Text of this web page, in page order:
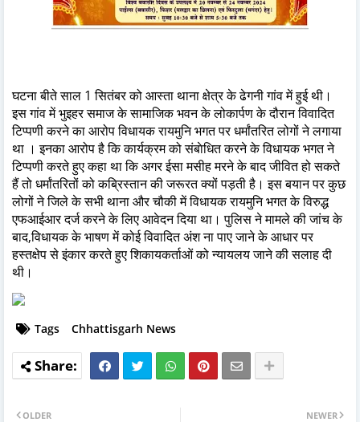
घटना बीते साल 1 सितंबर को आस्ता थाना क्षेत्र के ढेगनी गांव में हुई थी।
इस गांव में भुइहर समाज के सामाजिक भवन के लोकार्पण के दौरान विवादित
टिप्पणी करने का आरोप विधायक रायमुनि भगत पर धर्मांतरित लोगों ने लगाया
था । इनका आरोप है कि कार्यक्रम को संबाेधित करने के विधायक भगत ने
टिप्पणी करते हुए कहा था कि अगर ईसा मसीह मरने के बाद जीवित हो सकते
हैं तो धर्मांतरितों को कब्रिस्तान की जरूरत क्यों पड़ती है। इस बयान पर कुछ
लोगों ने जिले के सभी थाना और चौकी में विधायक रायमुनि भगत के विरुद्ध
एफआईआर दर्ज करने के लिए आवेदन दिया था। पुलिस ने मामले की जांच के
बाद,विधायक के भाषण में कोई विवादित अंश ना पाए जाने के आधार पर
हस्तक्षेप से इंकार करते हुए शिकायकर्ताओं को न्यायलय जाने की सलाह दी
थी।
Tags Chhattisgarh News
NEWER
OLDER